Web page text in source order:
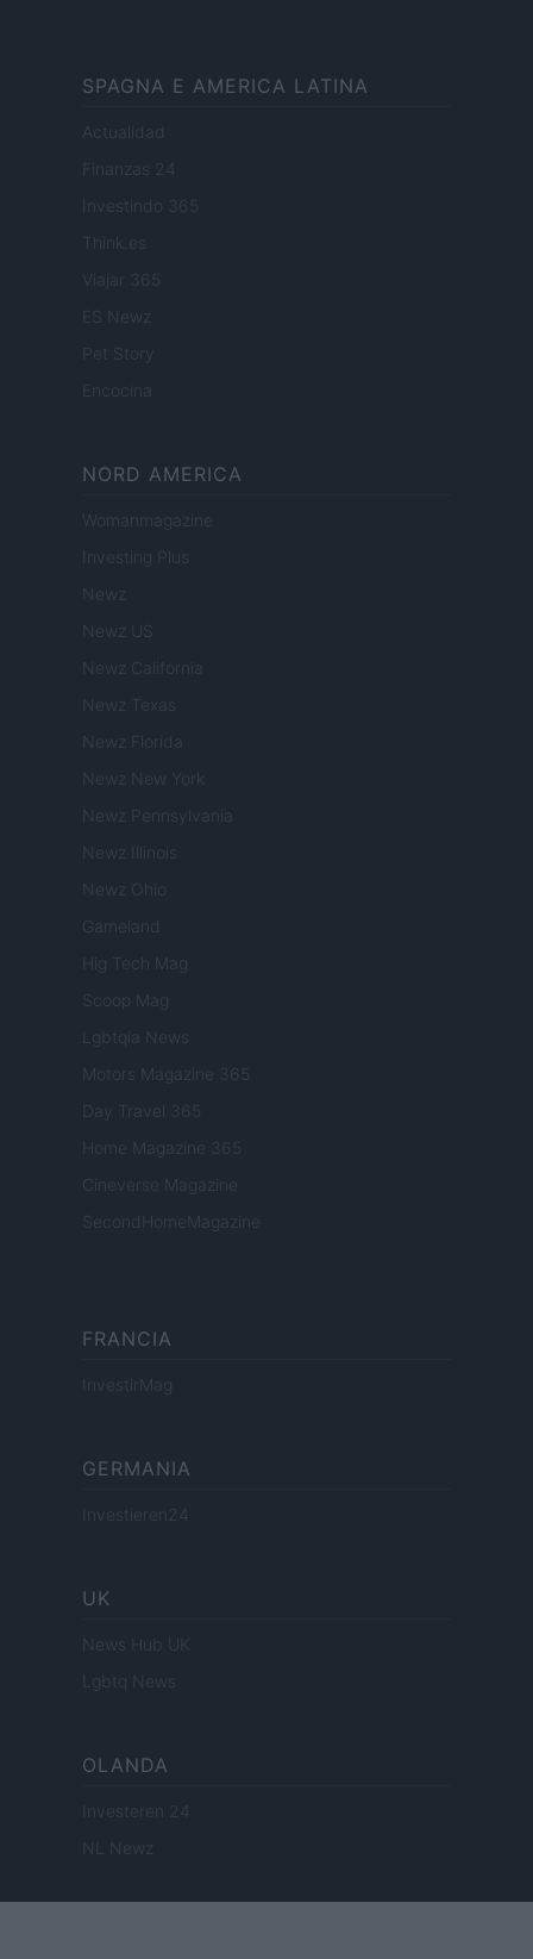
SPAGNA E AMERICA LATINA
Actualidad
Finanzas 24
Investindo 365
Think.es
Viajar 365
ES Newz
Encocina
NORD AMERICA
Womanmagazine
Investing Plus
Newz
Newz US
Newz California
Newz Texas
Newz Florida
Newz New York
Newz Pennsylvania
Newz Illinois
Newz Ohio
Gameland
Hig Tech Mag
Scoop Mag
Lgbtqia News
Motors Magazine 365
Day Travel 365
Home Magazine 365
Cineverse Magazine
SecondHomeMagazine
FRANCIA
InvestirMag
GERMANIA
Investieren24
UK
News Hub UK
Lgbtq News
OLANDA
Investeren 24
NL Newz